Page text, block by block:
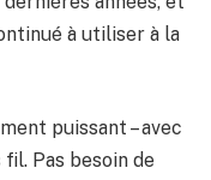
à utiliser à la
puissant – avec
Pas besoin de